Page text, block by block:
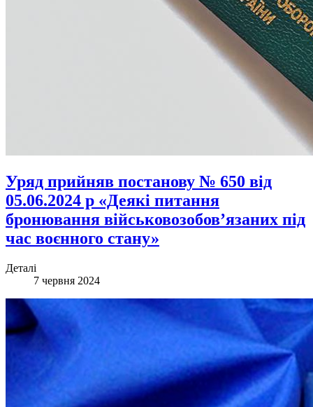
Уряд прийняв постанову № 650 від
05.06.2024 р «Деякі питання
бронювання військовозобов’язаних під
час воєнного стану»
Деталі
7 червня 2024